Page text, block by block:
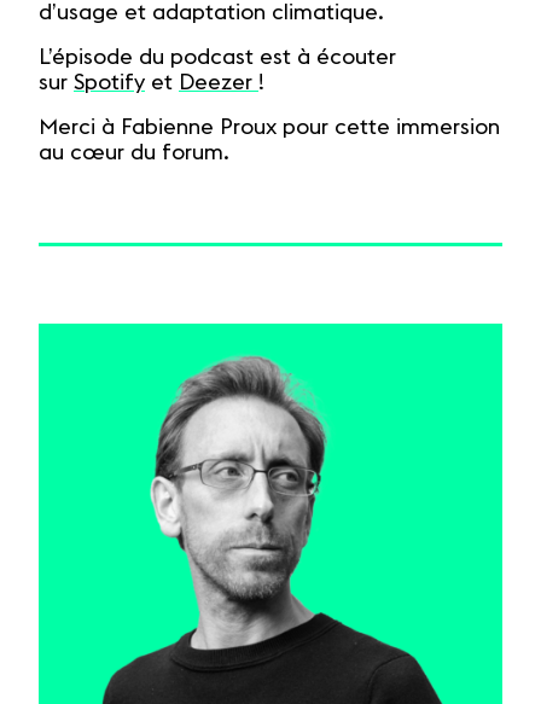
d’usage et adaptation climatique.
L’épisode du podcast est à écouter
sur Spotify et Deezer !
Merci à Fabienne Proux pour cette immersion
au cœur du forum.